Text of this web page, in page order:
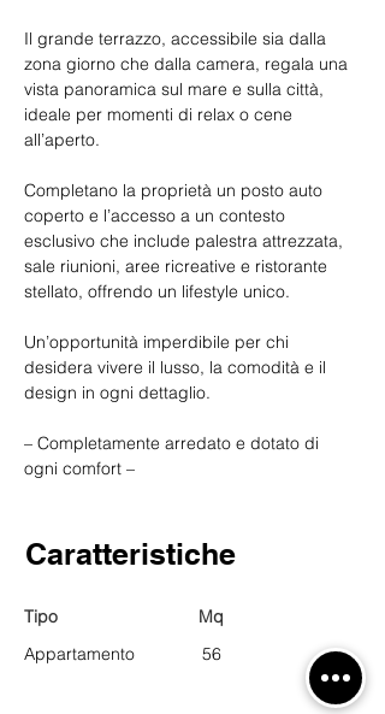
Il grande terrazzo, accessibile sia dalla
zona giorno che dalla camera, regala una
vista panoramica sul mare e sulla città,
ideale per momenti di relax o cene
all’aperto.
Completano la proprietà un posto auto
coperto e l’accesso a un contesto
esclusivo che include palestra attrezzata,
sale riunioni, aree ricreative e ristorante
stellato, offrendo un lifestyle unico.
Un’opportunità imperdibile per chi
desidera vivere il lusso, la comodità e il
design in ogni dettaglio.
– Completamente arredato e dotato di
ogni comfort –
Caratteristiche
Tipo
Appartamento
Mq
56